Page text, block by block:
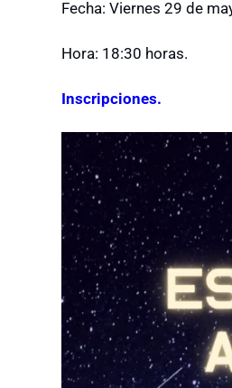
Fecha: Viernes 29 de
Hora: 18:30 horas.
Inscripciones.